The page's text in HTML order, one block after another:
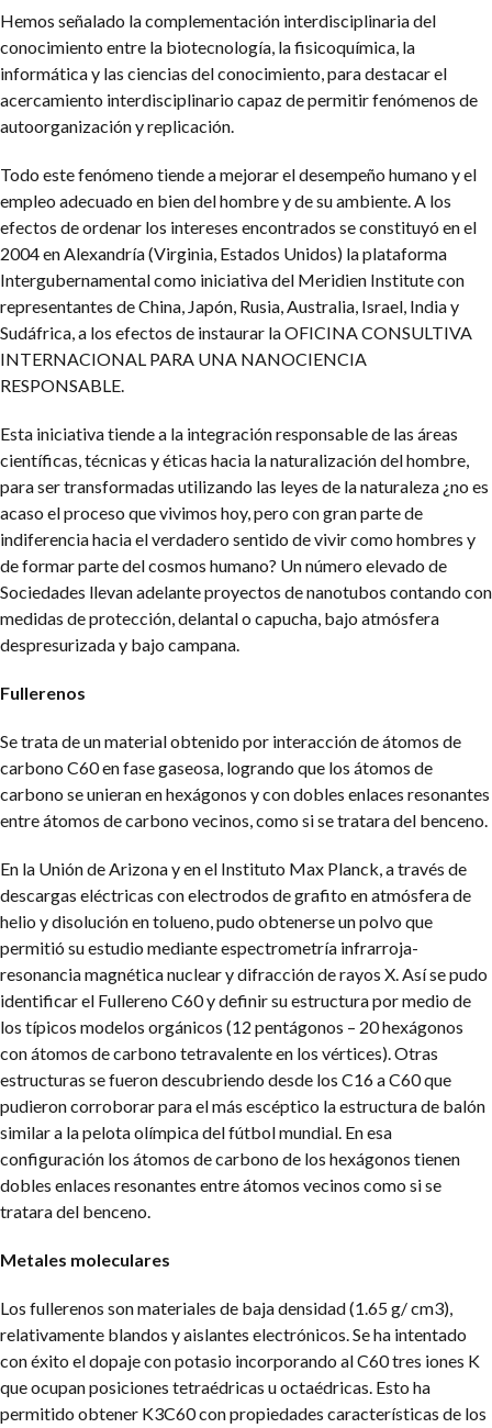
Hemos señalado la complementación interdisciplinaria del
conocimiento entre la biotecnología, la fisicoquímica, la
informática y las ciencias del conocimiento, para destacar el
acercamiento interdisciplinario capaz de permitir fenómenos de
autoorganización y replicación.
Todo este fenómeno tiende a mejorar el desempeño humano y el
empleo adecuado en bien del hombre y de su ambiente.A los
efectos de ordenar los intereses encontrados se constituyó en el
2004 en Alexandría (Virginia, Estados Unidos) la plataforma
Intergubernamental como iniciativa del Meridien Institute con
representantes de China, Japón, Rusia, Australia, Israel, India y
Sudáfrica, a los efectos de instaurar la OFICINA CONSULTIVA
INTERNACIONAL PARA UNA NANOCIENCIA
RESPONSABLE.
Esta iniciativa tiende a la integración responsable de las áreas
científicas, técnicas y éticas hacia la naturalización del hombre,
para ser transformadas utilizando las leyes de la naturaleza ¿no es
acaso el proceso que vivimos hoy, pero con gran parte de
indiferencia hacia el verdadero sentido de vivir como hombres y
de formar parte del cosmos humano? Un número elevado de
Sociedades llevan adelante proyectos de nanotubos contando con
medidas de protección, delantal o capucha, bajo atmósfera
despresurizada y bajo campana.
Fullerenos
Se trata de un material obtenido por interacción de átomos de
carbono C60 en fase gaseosa, logrando que los átomos de
carbono se unieran en hexágonos y con dobles enlaces resonantes
entre átomos de carbono vecinos, como si se tratara del benceno.
En la Unión de Arizona y en el Instituto Max Planck, a través de
descargas eléctricas con electrodos de grafito en atmósfera de
helio y disolución en tolueno, pudo obtenerse un polvo que
permitió su estudio mediante espectrometría infrarroja-
resonancia magnética nuclear y difracción de rayos X. Así se pudo
identificar el Fullereno C60 y definir su estructura por medio de
los típicos modelos orgánicos (12 pentágonos – 20 hexágonos
con átomos de carbono tetravalente en los vértices). Otras
estructuras se fueron descubriendo desde los C16 a C60 que
pudieron corroborar para el más escéptico la estructura de balón
similar a la pelota olímpica del fútbol mundial. En esa
configuración los átomos de carbono de los hexágonos tienen
dobles enlaces resonantes entre átomos vecinos como si se
tratara del benceno.
Metales moleculares
Los fullerenos son materiales de baja densidad (1.65 g/ cm3),
relativamente blandos y aislantes electrónicos.Se ha intentado
con éxito el dopaje con potasio incorporando al C60 tres iones K
que ocupan posiciones tetraédricas u octaédricas. Esto ha
permitido obtener K3C60 con propiedades características de los